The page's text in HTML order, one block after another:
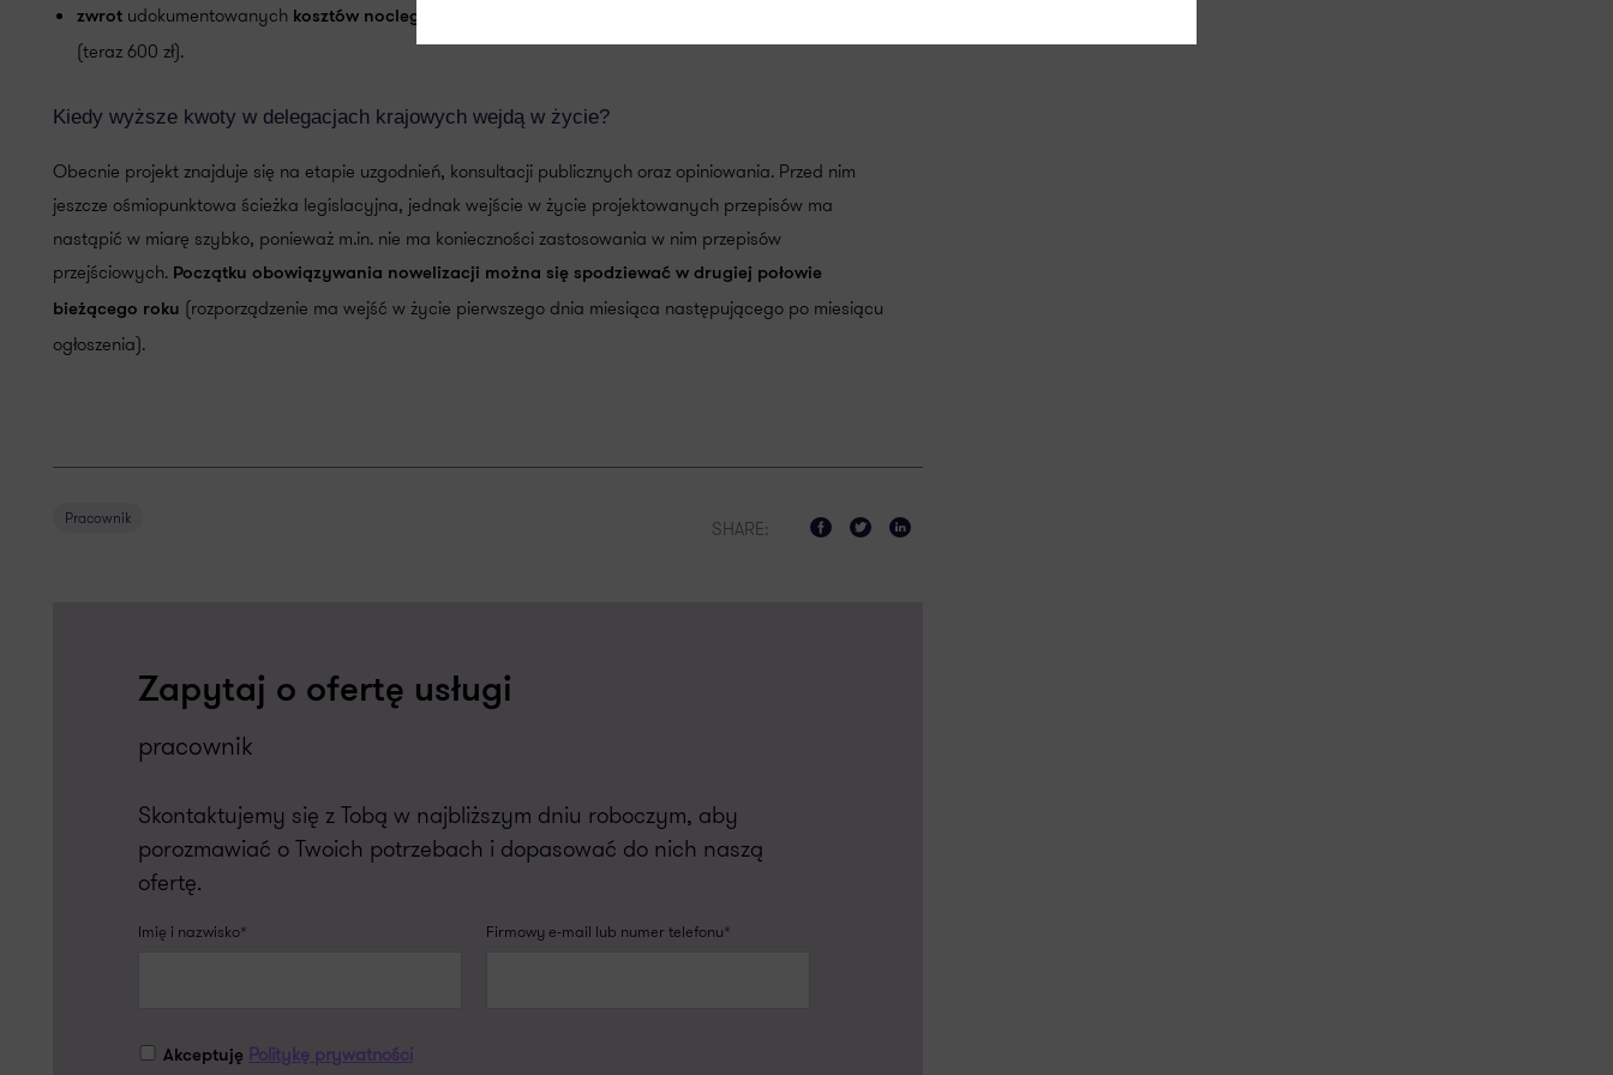
zwrot udokumentowanych kosztów noclegu
(teraz 600 zł).
Kiedy wyższe kwoty w delegacjach krajowych wejdą w życie?
Obecnie projekt znajduje się na etapie uzgodnień, konsultacji publicznych oraz opiniowania. Przed nim
jeszcze ośmiopunktowa ścieżka legislacyjna, jednak wejście w życie projektowanych przepisów ma
nastąpić w miarę szybko, ponieważ m.in. nie ma konieczności zastosowania w nim przepisów
przejściowych. Początku obowiązywania nowelizacji można się spodziewać w drugiej połowie
bieżącego roku (rozporządzenie ma wejść w życie pierwszego dnia miesiąca następującego po miesiącu
ogłoszenia).
Pracownik SHARE:
Zapytaj o ofertę usługi
pracownik
Skontaktujemy się z Tobą w najbliższym dniu roboczym, aby
porozmawiać o Twoich potrzebach i dopasować do nich naszą
ofertę.
Imię i nazwisko* Firmowy e-mail lub numer telefonu*
Akceptuję Politykę prywatności